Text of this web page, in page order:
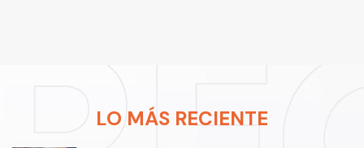
LO MÁS RECIENTE